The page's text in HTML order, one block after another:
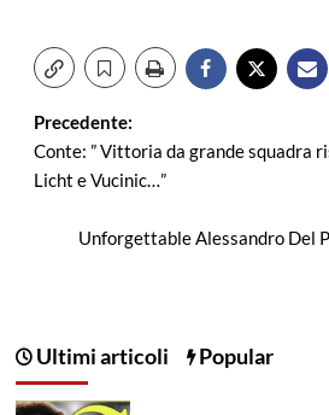
Navigazione
articolo
Precedente:
Conte: ” Vittoria da grande squadra
Licht e Vucinic…”
Unforgettable Alessandro Del
Ultimi articoli Popular